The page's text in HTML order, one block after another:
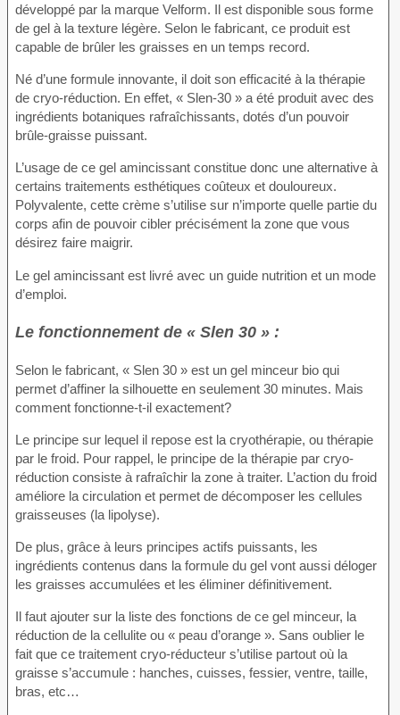
développé par la marque Velform. Il est disponible sous forme
de gel à la texture légère. Selon le fabricant, ce produit est
capable de brûler les graisses en un temps record.
Né d’une formule innovante, il doit son efficacité à la thérapie
de cryo-réduction. En effet, « Slen-30 » a été produit avec des
ingrédients botaniques rafraîchissants, dotés d’un pouvoir
brûle-graisse puissant.
L’usage de ce gel amincissant constitue donc une alternative à
certains traitements esthétiques coûteux et douloureux.
Polyvalente, cette crème s’utilise sur n’importe quelle partie du
corps afin de pouvoir cibler précisément la zone que vous
désirez faire maigrir.
Le gel amincissant est livré avec un guide nutrition et un mode
d’emploi.
Le fonctionnement de « Slen 30 » :
Selon le fabricant, « Slen 30 » est un gel minceur bio qui
permet d’affiner la silhouette en seulement 30 minutes. Mais
comment fonctionne-t-il exactement?
Le principe sur lequel il repose est la cryothérapie, ou thérapie
par le froid. Pour rappel, le principe de la thérapie par cryo-
réduction consiste à rafraîchir la zone à traiter. L’action du froid
améliore la circulation et permet de décomposer les cellules
graisseuses (la lipolyse).
De plus, grâce à leurs principes actifs puissants, les
ingrédients contenus dans la formule du gel vont aussi déloger
les graisses accumulées et les éliminer définitivement.
Il faut ajouter sur la liste des fonctions de ce gel minceur, la
réduction de la cellulite ou « peau d’orange ». Sans oublier le
fait que ce traitement cryo-réducteur s’utilise partout où la
graisse s’accumule : hanches, cuisses, fessier, ventre, taille,
bras, etc…